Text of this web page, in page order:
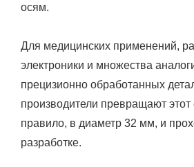
осям.
Для медицинских применений,
электроники и множества
прецизионно обработанных
производители превращают этот
правило, в диаметр 32 мм, и
разработке.